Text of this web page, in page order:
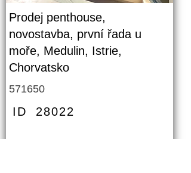
Prodej penthouse,
novostavba, první řada u
moře, Medulin, Istrie,
Chorvatsko
571650
ID 28022